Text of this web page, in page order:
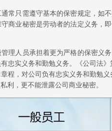
常只需遵守基本的保密规定，如
商业秘密是劳动者的法定义务，
理人员承担着更为严格的保密义
忠实义务和勤勉义务。《公司法
程，对公司负有忠实义务和勤勉
利，更不能泄露公司商业秘密。